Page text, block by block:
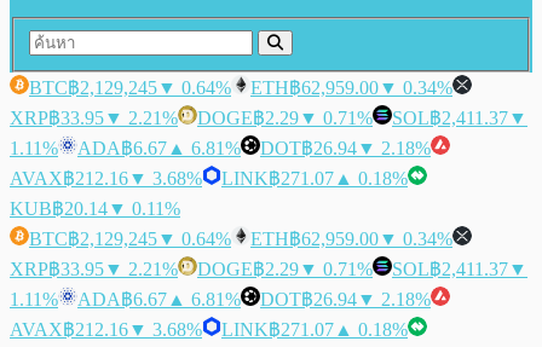
BTC฿2,129,245▼ 0.64% ETH฿62,959.00▼ 0.34%
XRP฿33.95▼ 2.21% DOGE฿2.29▼ 0.71% SOL฿2,411.37▼
1.11%
ADA฿6.67 ▲ 6.81% DOT฿26.94▼ 2.18%
AVAX฿212.16▼ 3.68% LINK฿271.07 ▲ 0.18%
KUB฿20.14▼ 0.11%
BTC฿2,129,245▼ 0.64% ETH฿62,959.00▼ 0.34%
XRP฿33.95▼ 2.21% DOGE฿2.29▼ 0.71% SOL฿2,411.37▼
1.11%
ADA฿6.67 ▲ 6.81% DOT฿26.94▼ 2.18%
AVAX฿212.16▼ 3.68% LINK฿271.07 ▲ 0.18%